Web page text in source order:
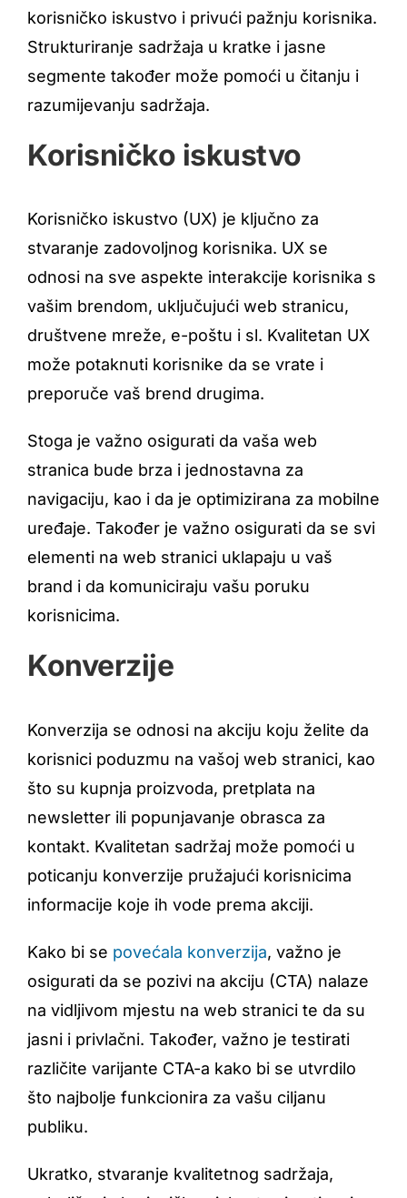
korisničko iskustvo i privući pažnju korisnika.
Strukturiranje sadržaja u kratke i jasne
segmente također može pomoći u čitanju i
razumijevanju sadržaja.
Korisničko iskustvo
Korisničko iskustvo (UX) je ključno za
stvaranje zadovoljnog korisnika. UX se
odnosi na sve aspekte interakcije korisnika s
vašim brendom, uključujući web stranicu,
društvene mreže, e-poštu i sl. Kvalitetan UX
može potaknuti korisnike da se vrate i
preporuče vaš brend drugima.
Stoga je važno osigurati da vaša web
stranica bude brza i jednostavna za
navigaciju, kao i da je optimizirana za mobilne
uređaje. Također je važno osigurati da se svi
elementi na web stranici uklapaju u vaš
brand i da komuniciraju vašu poruku
korisnicima.
Konverzije
Konverzija se odnosi na akciju koju želite da
korisnici poduzmu na vašoj web stranici, kao
što su kupnja proizvoda, pretplata na
newsletter ili popunjavanje obrasca za
kontakt. Kvalitetan sadržaj može pomoći u
poticanju konverzije pružajući korisnicima
informacije koje ih vode prema akciji.
Kako bi se povećala konverzija, važno je
osigurati da se pozivi na akciju (CTA) nalaze
na vidljivom mjestu na web stranici te da su
jasni i privlačni. Također, važno je testirati
različite varijante CTA-a kako bi se utvrdilo
što najbolje funkcionira za vašu ciljanu
publiku.
Ukratko, stvaranje kvalitetnog sadržaja,